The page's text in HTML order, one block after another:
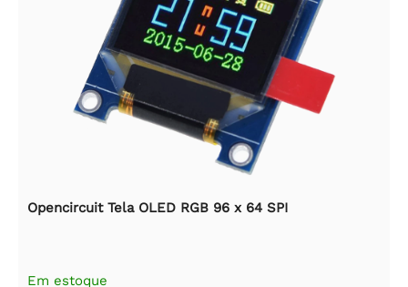
Opencircuit Tela OLED RGB 96 x 64 SPI
Em estoque